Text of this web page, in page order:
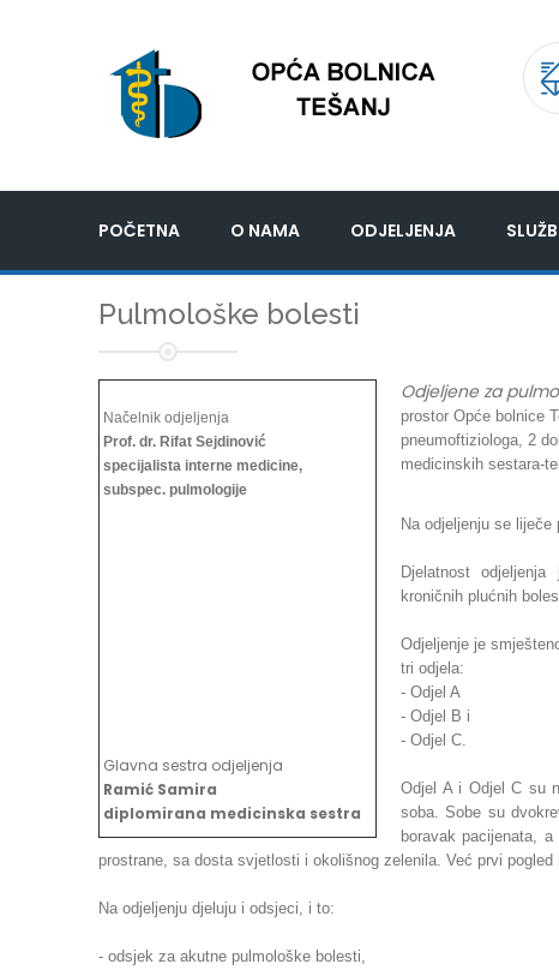
POČETNA O NAMA ODJELJENJA
Pulmološke bolesti
Načelnik odjeljenja
Prof. dr. Rifat Sejdinović
specijalista interne medicine,
subspec. pulmologije
Glavna sestra odjeljenja
Ramić Samira
diplomirana medicinska sestra
Odjeljene za
prostor Opće bolnice
pneumoftiziologa, 2
medicinskih sestara-
Na odjeljenju se
Djelatnost
kroničnih plućnih
Odjeljenje je
tri odjela:
- Odjel A
- Odjel B i
- Odjel C.
Odjel A i Odjel C su
soba. Sobe su
boravak pacijenata,
prostrane, sa dosta svjetlosti i okolišnog zelenila. Već prvi
Na odjeljenju djeluju i odsjeci, i to:
- odsjek za akutne pulmološke bolesti,